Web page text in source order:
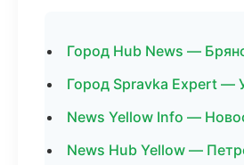
Город Hub News —
Город Spravka Expert —
News Yellow Info —
News Hub Yellow —